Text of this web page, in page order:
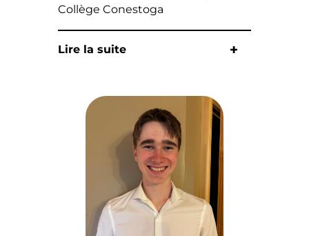
Collège Conestoga
Lire la suite